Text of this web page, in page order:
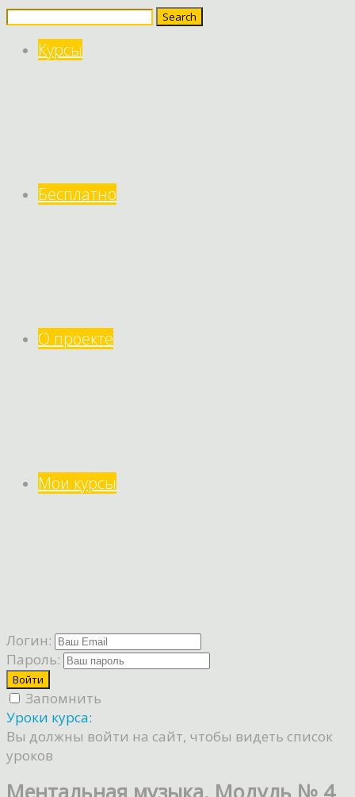
Search
Курсы
Бесплатно
О проекте
Мои курсы
Логин:
Пароль:
Запомнить
Уроки курса:
Вы должны войти на сайт, чтобы видеть список
уроков
Ментальная музыка. Модуль № 4